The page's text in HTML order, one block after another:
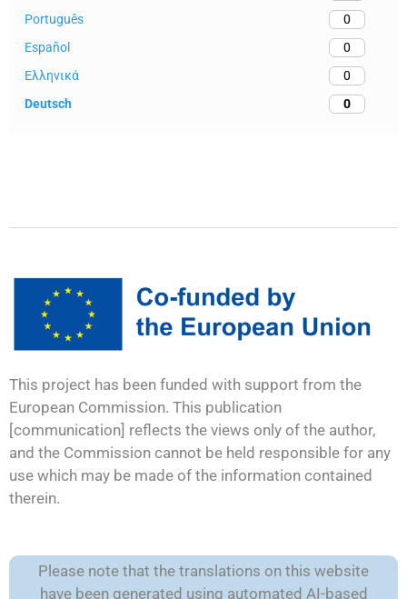
Português
0
Español
0
Ελληνικά
0
Deutsch
0
This project has been funded with support from the
European Commission. This publication
[communication] reflects the views only of the author,
and the Commission cannot be held responsible for any
use which may be made of the information contained
therein.
Please note that the translations on this website
have been generated using automated AI-based